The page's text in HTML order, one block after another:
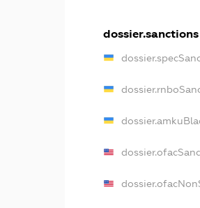
dossier.sanctions